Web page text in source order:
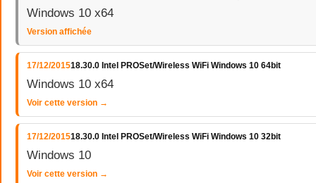
Windows 10 x64
Version affichée
17/12/201518.30.0 Intel PROSet/Wireless WiFi Windows 10 64bit
Windows 10 x64
Voir cette version →
17/12/201518.30.0 Intel PROSet/Wireless WiFi Windows 10 32bit
Windows 10
Voir cette version →